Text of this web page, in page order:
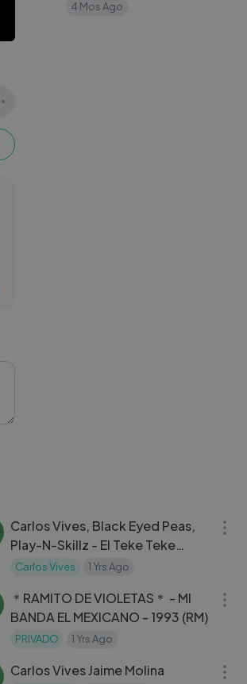
4 Mos Ago
Carlos Vives, Black Eyed Peas,
Play-N-Skillz - El Teke Teke
(Official Video)
Carlos Vives 1 Yrs Ago
＊RAMITO DE VIOLETAS＊ - MI
BANDA EL MEXICANO - 1993 (RM)
PRIVADO 1 Yrs Ago
Carlos Vives Jaime Molina